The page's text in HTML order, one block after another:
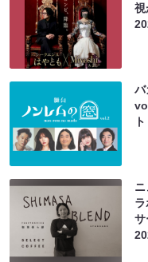
視
バ
サ